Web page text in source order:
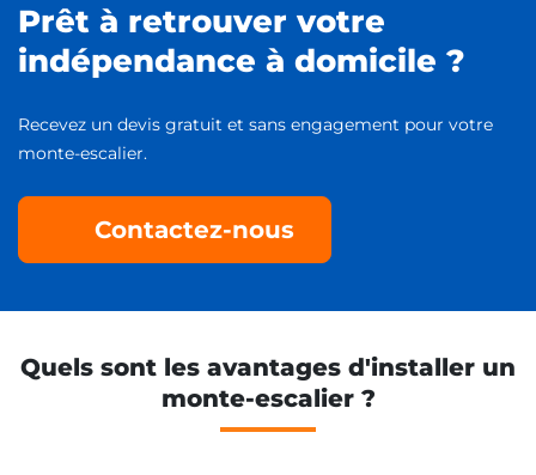
Prêt à retrouver votre
indépendance à domicile ?
Recevez un devis gratuit et sans engagement pour votre
monte-escalier.
Contactez-nous
Quels sont les avantages d'installer un
monte-escalier ?